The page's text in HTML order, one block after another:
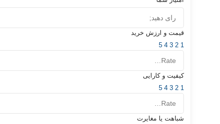
قیمت و ارزش خرید
1
2
3
4
5
کیفیت و کارایی
1
2
3
4
5
شباهت یا مغایرت